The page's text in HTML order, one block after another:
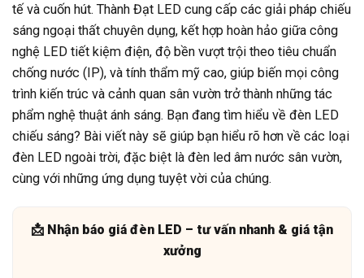
tế và cuốn hút. Thành Đạt LED cung cấp các giải pháp chiếu
sáng ngoại thất chuyên dụng, kết hợp hoàn hảo giữa công
nghệ LED tiết kiệm điện, độ bền vượt trội theo tiêu chuẩn
chống nước (IP), và tính thẩm mỹ cao, giúp biến mọi công
trình kiến trúc và cảnh quan sân vườn trở thành những tác
phẩm nghệ thuật ánh sáng. Bạn đang tìm hiểu về đèn LED
chiếu sáng? Bài viết này sẽ giúp bạn hiểu rõ hơn về các loại
đèn LED ngoài trời, đặc biệt là đèn led âm nước sân vườn,
cùng với những ứng dụng tuyệt vời của chúng.
📩 Nhận báo giá đèn LED – tư vấn nhanh & giá tận
xưởng